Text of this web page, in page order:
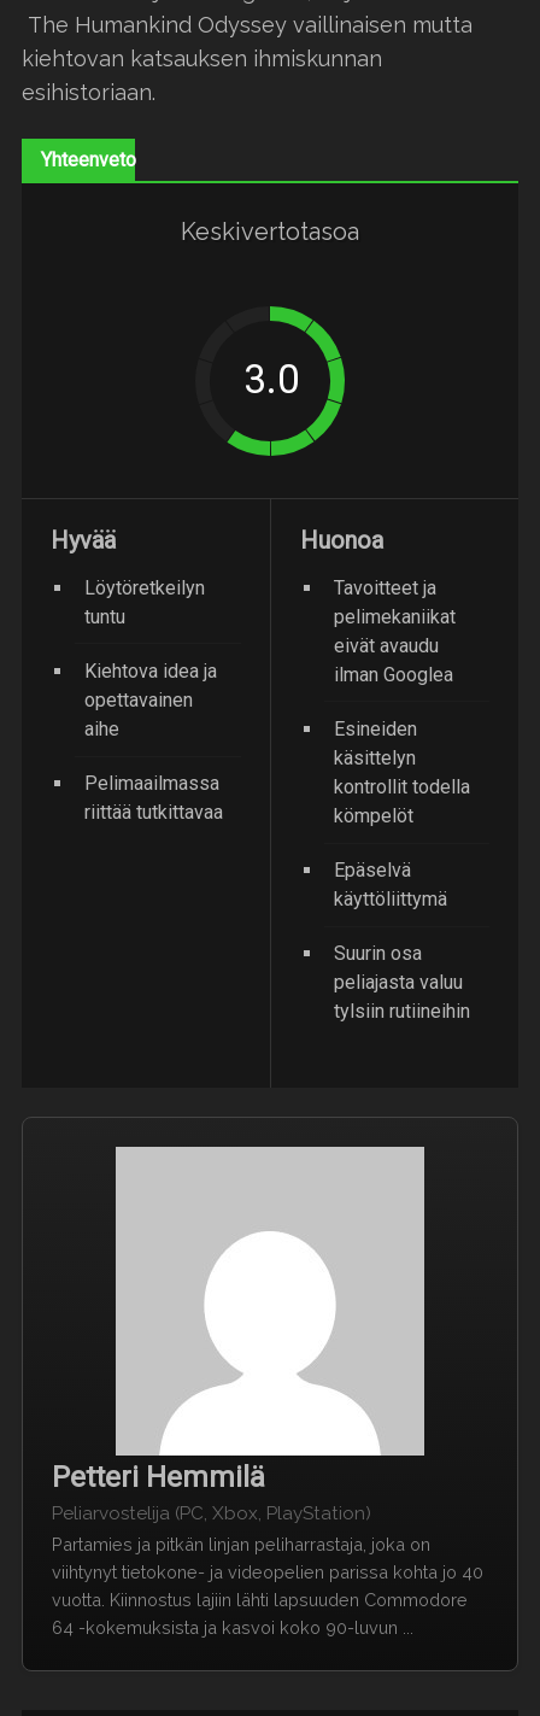
The Humankind Odyssey vaillinaisen mutta
kiehtovan katsauksen ihmiskunnan
esihistoriaan.
Yhteenveto
Keskivertotasoa
Hyvää
Löytöretkeilyn
tuntu
Kiehtova idea ja
opettavainen
aihe
Pelimaailmassa
riittää tutkittavaa
Huonoa
Tavoitteet ja
pelimekaniikat
eivät avaudu
ilman Googlea
Esineiden
käsittelyn
kontrollit todella
kömpelöt
Epäselvä
käyttöliittymä
Suurin osa
peliajasta valuu
tylsiin rutiineihin
Petteri Hemmilä
Peliarvostelija (PC, Xbox, PlayStation)
Partamies ja pitkän linjan peliharrastaja, joka on
viihtynyt tietokone- ja videopelien parissa kohta jo 40
vuotta. Kiinnostus lajiin lähti lapsuuden Commodore
64 -kokemuksista ja kasvoi koko 90-luvun ...